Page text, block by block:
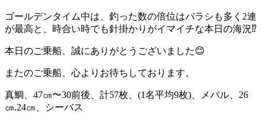
ゴールデンタイム中は、釣った数の倍位はバラシも多く2連
が最高と、時合い時でも針掛かりがイマイチな本日の海況⁉️
本日のご乗船、誠にありがとうございました😊
またのご乗船、心よりお待ちしております。
真鯛、47㎝〜30前後、計57枚、(1名平均9枚)、メバル、26
㎝.24㎝、シーバス